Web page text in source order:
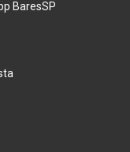
BaresSP